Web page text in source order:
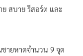
สบาย รีสอร์ต และ
ายหาดจำนวน 9 จุด